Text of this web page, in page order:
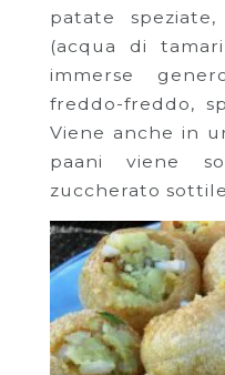
patate
(acqua di
immerse
freddo-freddo,
Viene anche in
paani viene
zuccherato